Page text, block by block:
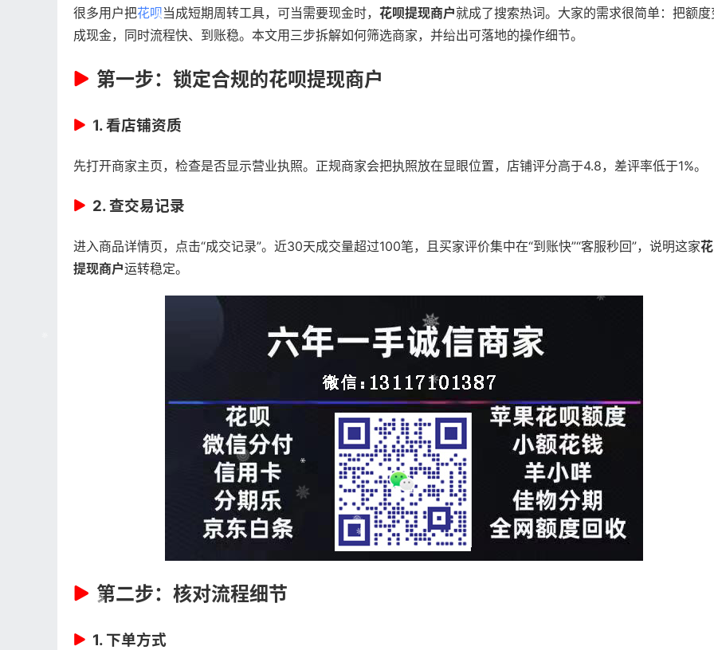
很多用户把花呗当成短期周转工具，可当需要现金时， 花呗提现商户就成了搜索热词。大家的需求很简单：把额度
成现金，同时流程快、到账稳。本文用三步拆解如何筛选商家，并给出可落地的操作细节。
第一步：锁定合规的花呗提现商户
1. 看店铺资质
先打开商家主页，检查是否显示营业执照。正规商家会把执照放在显眼位置，店铺评分高于4.8，差评率低于1%。
2. 查交易记录
进入商品详情页，点击“成交记录”。近30天成交量超过100笔，且买家评价集中在“到账快”“客服秒回”，说明这家
提现商户运转稳定。
第二步：核对流程细节
1. 下单方式